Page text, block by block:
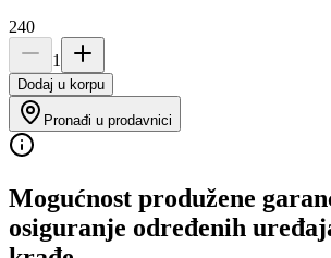
240
1
Dodaj u korpu
Pronađi u prodavnici
Mogućnost produžene
osiguranje određenih